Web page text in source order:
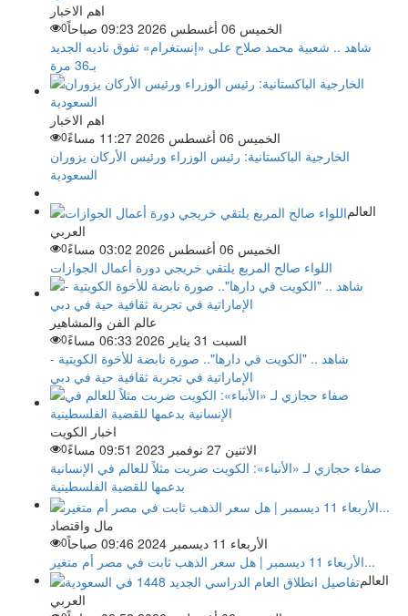
اهم الاخبار
الخميس 06 أغسطس 2026 09:23 صباحاً
0
شاهد .. شعبية محمد صلاح على «إنستغرام» تفوق ناديه الجديد
بـ36 مرة
اهم الاخبار
الخميس 06 أغسطس 2026 11:27 مساءً
0
الخارجية الباكستانية: رئيس الوزراء ورئيس الأركان يزوران
السعودية
العالم
العربي
الخميس 06 أغسطس 2026 03:02 مساءً
0
اللواء صالح المربع يلتقي خريجي دورة أعمال الجوازات
عالم الفن والمشاهير
السبت 31 يناير 2026 06:33 مساءً
0
شاهد .. "الكويت في دارها".. صورة نابضة للأخوة الكويتية -
الإماراتية في تجربة ثقافية حية في دبي
اخبار الكويت
الاثنين 27 نوفمبر 2023 09:51 مساءً
0
صفاء حجازي لـ «الأنباء»: الكويت ضربت مثلاً للعالم في الإنسانية
بدعمها للقضية الفلسطينية
مال واقتصاد
الأربعاء 11 ديسمبر 2024 09:46 صباحاً
0
الأربعاء 11 ديسمبر | هل سعر الذهب ثابت في مصر أم متغير...
العالم
العربي